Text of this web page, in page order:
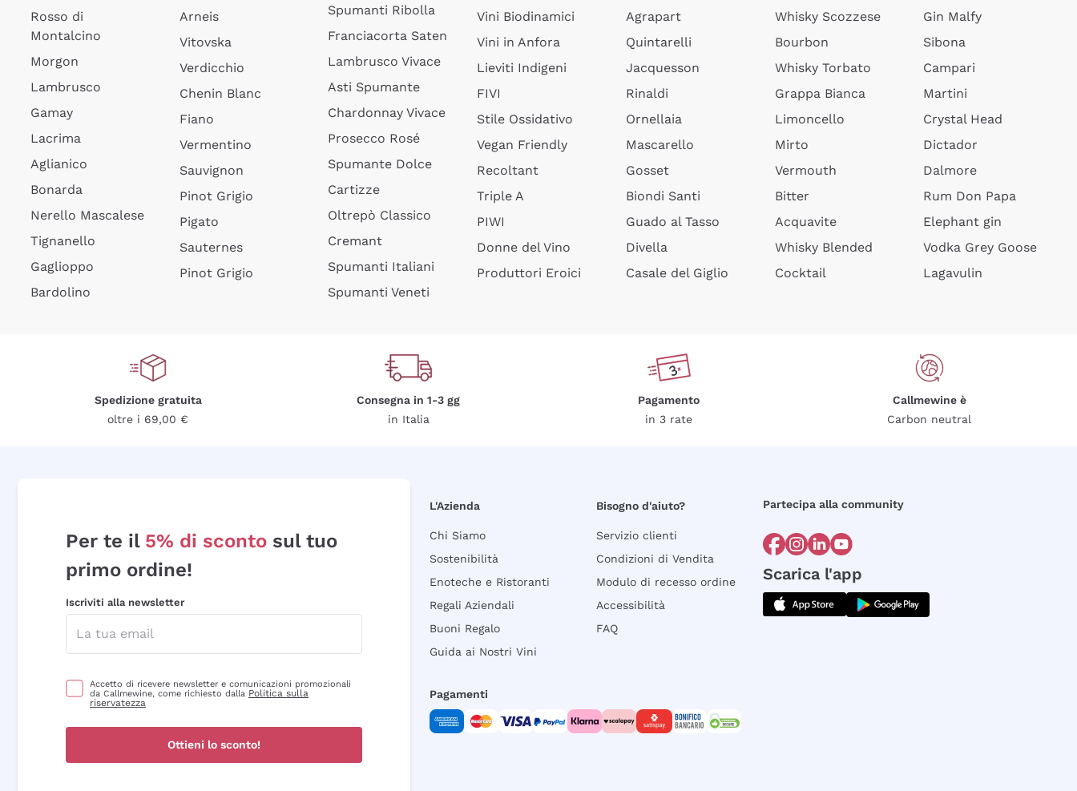
Rosso di
Montalcino
Morgon
Lambrusco
Gamay
Lacrima
Aglianico
Bonarda
Nerello Mascalese
Tignanello
Gaglioppo
Bardolino
Arneis
Vitovska
Verdicchio
Chenin Blanc
Fiano
Vermentino
Sauvignon
Pinot Grigio
Pigato
Sauternes
Pinot Grigio
Spumanti Ribolla
Franciacorta Saten
Lambrusco Vivace
Asti Spumante
Chardonnay Vivace
Prosecco Rosé
Spumante Dolce
Cartizze
Oltrepò Classico
Cremant
Spumanti Italiani
Spumanti Veneti
Vini Biodinamici
Vini in Anfora
Lieviti Indigeni
FIVI
Stile Ossidativo
Vegan Friendly
Recoltant
Triple A
PIWI
Donne del Vino
Produttori Eroici
Agrapart
Quintarelli
Jacquesson
Rinaldi
Ornellaia
Mascarello
Gosset
Biondi Santi
Guado al Tasso
Divella
Casale del Giglio
Whisky Scozzese
Bourbon
Whisky Torbato
Grappa Bianca
Limoncello
Mirto
Vermouth
Bitter
Acquavite
Whisky Blended
Cocktail
Gin Malfy
Sibona
Campari
Martini
Crystal Head
Dictador
Dalmore
Rum Don Papa
Elephant gin
Vodka Grey Goose
Lagavulin
Spedizione gratuita
oltre i 69,00 €
Consegna in 1-3 gg
in Italia
Pagamento
in 3 rate
Callmewine è
Carbon neutral
Per te il 5% di sconto sul tuo
primo ordine!
Iscriviti alla newsletter
Accetto di ricevere newsletter e comunicazioni promozionali
da Callmewine, come richiesto dalla Politica sulla
riservatezza
Ottieni lo sconto!
L'Azienda
Chi Siamo
Sostenibilità
Enoteche e Ristoranti
Regali Aziendali
Buoni Regalo
Guida ai Nostri Vini
Bisogno d'aiuto?
Servizio clienti
Condizioni di Vendita
Modulo di recesso ordine
Accessibilità
FAQ
Partecipa alla community
Scarica l'app
Pagamenti